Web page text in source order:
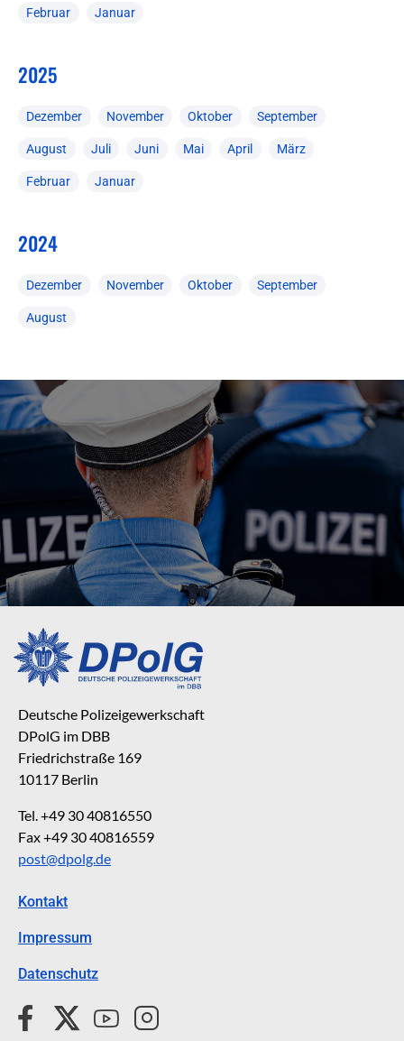
Februar Januar
2025
Dezember November Oktober September
August Juli Juni Mai April März
Februar Januar
2024
Dezember November Oktober September
August
Deutsche Polizeigewerkschaft
DPolG im DBB
Friedrichstraße 169
10117 Berlin
Tel. +49 30 40816550
Fax +49 30 40816559
post@dpolg.de
Kontakt
Impressum
Datenschutz